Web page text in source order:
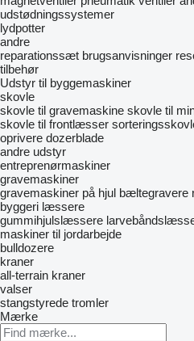
udstødningssystemer
lydpotter
andre
reparationssæt brugsanvisninger
tilbehør
Udstyr til byggemaskiner
skovle
skovle til gravemaskine skovle til
skovle til frontlæsser
oprivere dozerblade
andre udstyr
entreprenørmaskiner
gravemaskiner
gravemaskiner på hjul bæltegravere
byggeri læssere
gummihjulslæssere
maskiner til jordarbejde
bulldozere
kraner
all-terrain kraner
valser
stangstyrede tromler
Mærke